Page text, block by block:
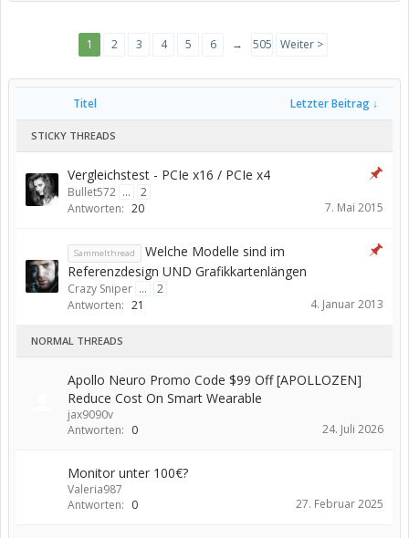
1 2 3 4 5 6 → 505 Weiter >
Titel Letzter Beitrag ↓
STICKY THREADS
Vergleichstest - PCIe x16 / PCIe x4
Bullet572 ...
2
Antworten: 20 7. Mai 2015
Sammelthread
Welche Modelle sind im
Referenzdesign UND Grafikkartenlängen
Crazy Sniper ...
2
Antworten: 21 4. Januar 2013
NORMAL THREADS
Apollo Neuro Promo Code $99 Off [APOLLOZEN]
Reduce Cost On Smart Wearable
jax9090v
Antworten: 0 24. Juli 2026
Monitor unter 100€?
Valeria987
Antworten: 0 27. Februar 2025